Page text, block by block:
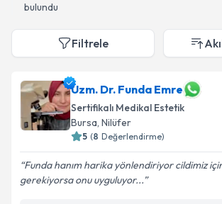
bulundu
Filtrele
Uzm. Dr. Funda Emre
Sertifikalı Medikal Estetik
Bursa, Nilüfer
5 (8 Değerlendirme)
Funda hanım harika yönlendiriyor cildimiz
gerekiyorsa onu uyguluyor...